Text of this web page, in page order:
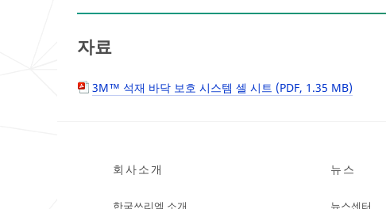
자료
3M™ 석재 바닥 보호 시스템 셀 시트 (PDF, 1.35 MB)
회사소개
한국쓰리엠 소개
뉴스
뉴스센터